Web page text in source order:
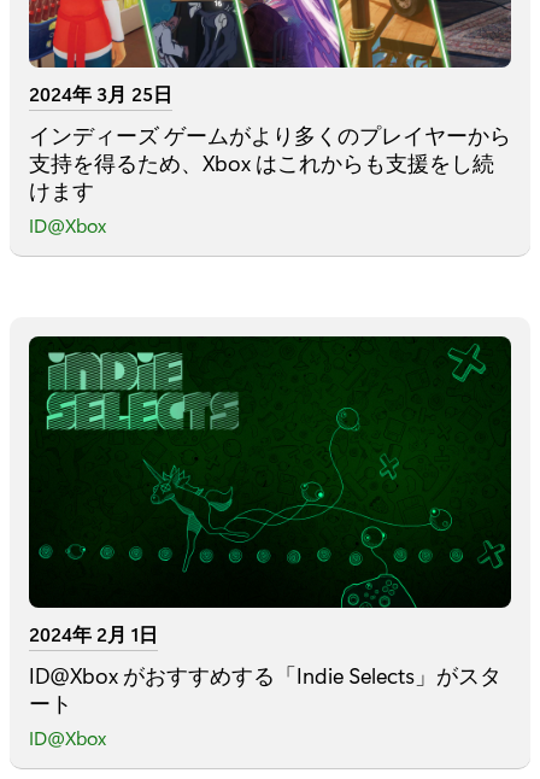
2024年 3月 25日
インディーズ ゲームがより多くのプレイヤーから
支持を得るため、Xbox はこれからも支援をし続
けます
ID@Xbox
2024年 2月 1日
ID@Xbox がおすすめする「Indie Selects」がスタ
ート
ID@Xbox